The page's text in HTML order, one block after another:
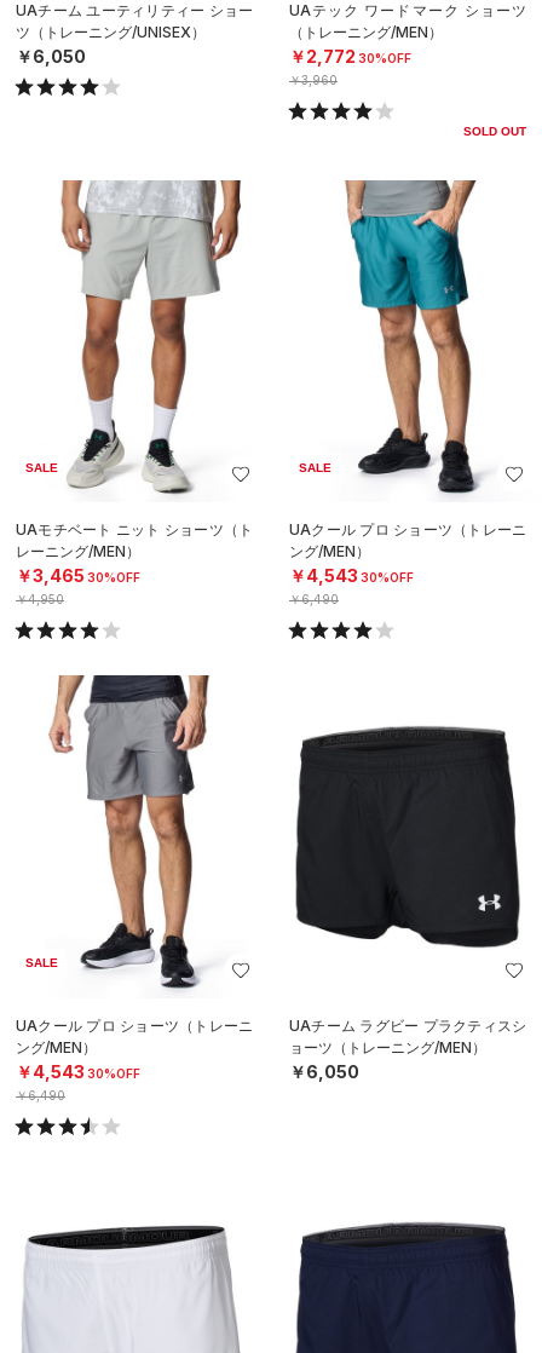
UAチーム ユーティリティー ショー
ツ（トレーニング/UNISEX）
￥6,050
UAテック ワードマーク ショーツ
（トレーニング/MEN）
￥2,772 30%OFF
￥3,960
SOLD OUT
SALE
UAモチベート ニット ショーツ（ト
レーニング/MEN）
￥3,465 30%OFF
￥4,950
SALE
UAクール プロ ショーツ（トレーニ
ング/MEN）
￥4,543 30%OFF
￥6,490
SALE
UAクール プロ ショーツ（トレーニ
ング/MEN）
￥4,543 30%OFF
￥6,490
UAチーム ラグビー プラクティスシ
ョーツ（トレーニング/MEN）
￥6,050